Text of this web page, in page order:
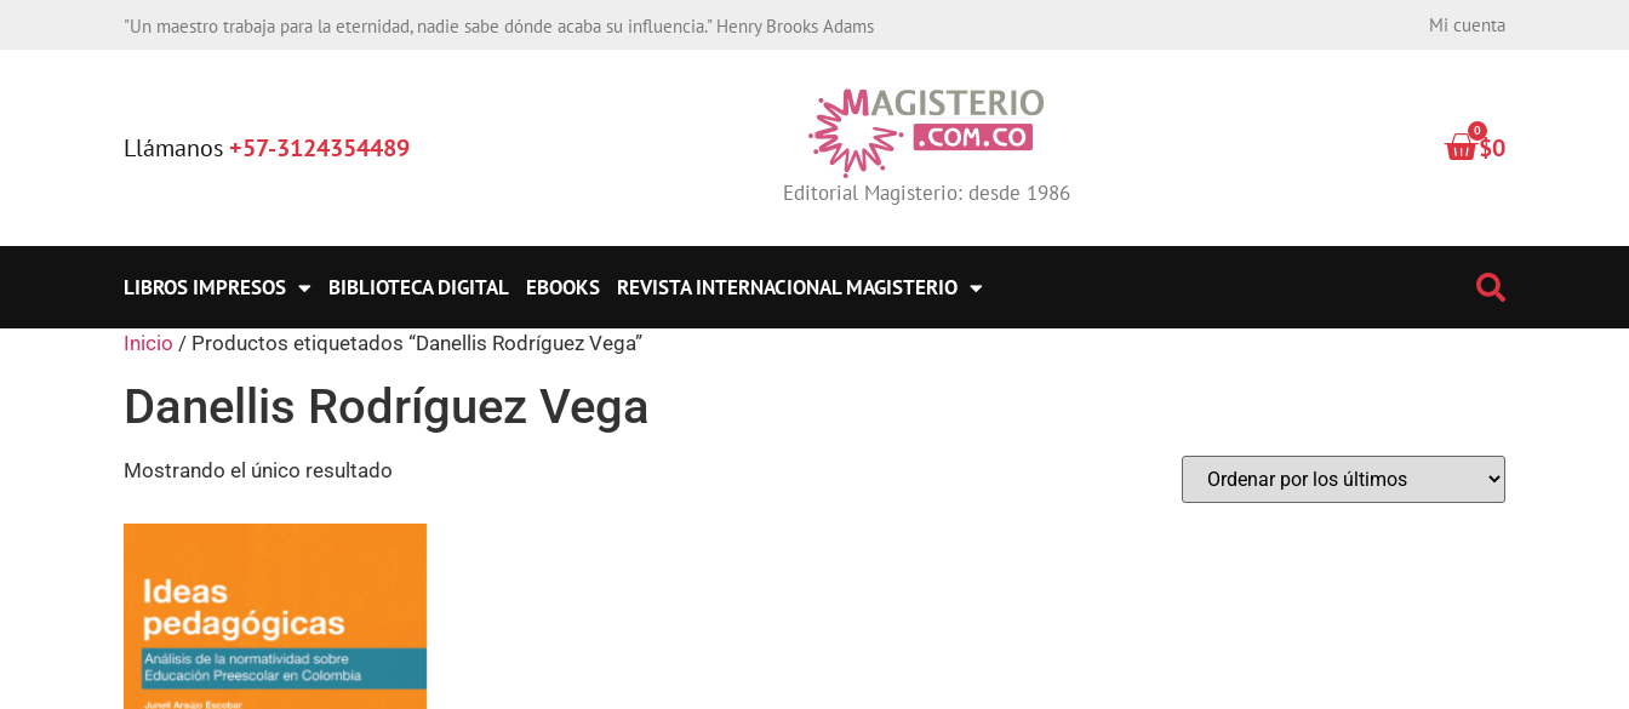
"Un maestro trabaja para la eternidad, nadie sabe dónde acaba su influencia." Henry Brooks Adams Mi cuenta
Llámanos+57-3124354489
Editorial Magisterio: desde 1986
$0
0
LIBROS IMPRESOS BIBLIOTECA DIGITAL EBOOKS REVISTA INTERNACIONAL MAGISTERIO
Inicio / Productos etiquetados “Danellis Rodríguez Vega”
Danellis Rodríguez Vega
Mostrando el único resultado